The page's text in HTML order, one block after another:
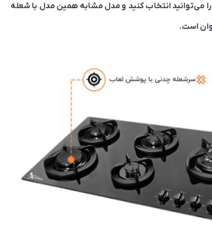
میخواهید مدل Gi-24-S را می‌توانید انتخاب کنید و مدل مشابه همین مدل با شعله